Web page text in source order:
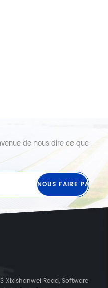
de nous dire ce que
Xixishanwei Road, Software